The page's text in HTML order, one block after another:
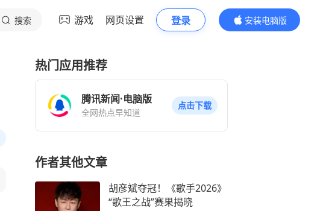
搜索 游戏 网页设置 登录
安装电脑版
内容更精彩
热门应用推荐
腾讯新闻·电脑版
全网热点早知道
点击下载
作者其他文章
胡彦斌夺冠！《歌手2026》
“歌王之战”赛果揭晓